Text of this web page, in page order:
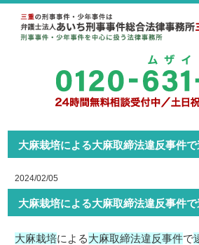
大麻栽培による大麻取締法違反事件
2024/02/05
大麻栽培による大麻取締法違反事件
大麻栽培による大麻取締法違反事件で